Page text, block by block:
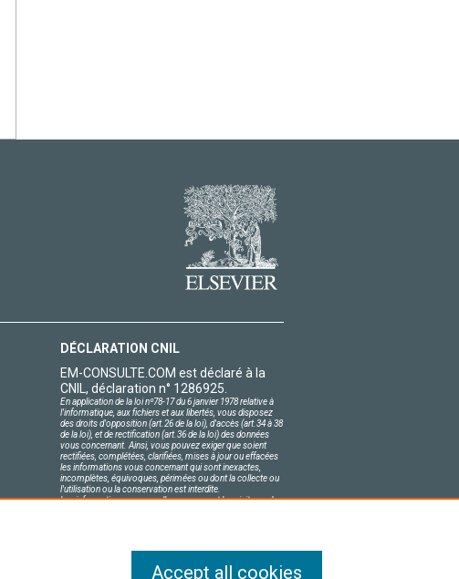
DÉCLARATION CNIL
EM-CONSULTE.COM est déclaré à la
CNIL, déclaration n° 1286925.
En application de la loi nº78-17 du 6 janvier 1978 relative à
l'informatique, aux fichiers et aux libertés, vous disposez
des droits d'opposition (art.26 de la loi), d'accès (art.34 à 38
de la loi), et de rectification (art.36 de la loi) des données
vous concernant. Ainsi, vous pouvez exiger que soient
rectifiées, complétées, clarifiées, mises à jour ou effacées
les informations vous concernant qui sont inexactes,
incomplètes, équivoques, périmées ou dont la collecte ou
l'utilisation ou la conservation est interdite.
Les informations personnelles concernant les visiteurs de
Accept all cookies